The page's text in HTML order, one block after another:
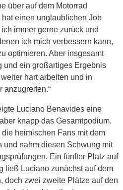
über auf dem Motorrad
einen unglaublichen Job
immer gerne zurück und
ich mich verbessern kann,
optimieren. Aber insgesamt
und ein großartiges Ergebnis
hart arbeiten und in
anzugreifen.“
Luciano Benavides eine
knapp das Gesamtpodium.
heimischen Fans mit dem
und nahm diesen Schwung mit
Ein fünfter Platz auf
ließ Luciano zunächst auf dem
doch zwei zweite Plätze auf den